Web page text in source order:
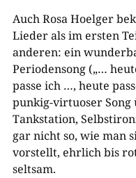
Auch Rosa Hoelger
Lieder als im ersten
anderen: ein
Periodensong („…
passe ich …, heute
punkig-virtuoser
Tankstation,
gar nicht so, wie man
vorstellt, ehrlich bis
seltsam.